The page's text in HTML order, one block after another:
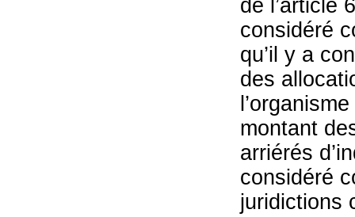
de l’article
considéré
qu’il y a
des
montant
arriérés
considéré
juridictions